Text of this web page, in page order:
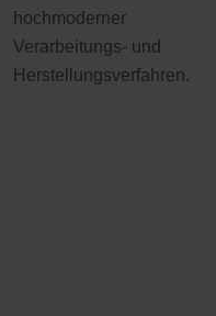
hochmoderner
Verarbeitungs- und
Herstellungsverfahren.